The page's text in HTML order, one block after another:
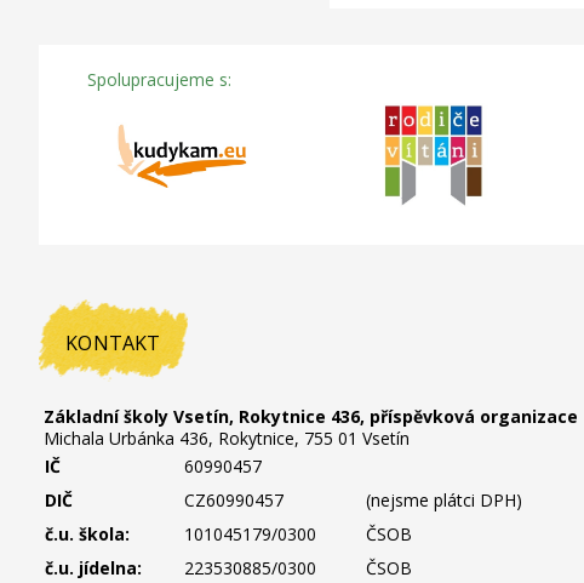
Spolupracujeme s:
KONTAKT
Základní školy Vsetín, Rokytnice 436, příspěvková organizace
Michala Urbánka 436, Rokytnice, 755 01 Vsetín
IČ
60990457
DIČ
CZ60990457
(nejsme plátci DPH)
č.u. škola:
101045179/0300
ČSOB
č.u. jídelna:
223530885/0300 ČSOB